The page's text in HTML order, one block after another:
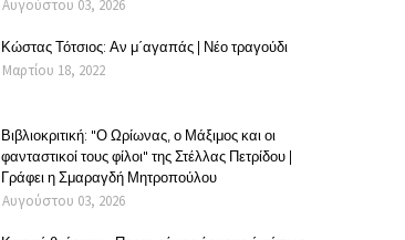
Αυγούστου 03, 2026
Κώστας Τότσιος: Αν μ΄αγαπάς | Νέο τραγούδι
Μαρτίου 18, 2022
Βιβλιοκριτική: "Ο Ωρίωνας, ο Μάξιμος και οι
φανταστικοί τους φίλοι" της Στέλλας Πετρίδου |
Γράφει η Σμαραγδή Μητροπούλου
Αυγούστου 03, 2026